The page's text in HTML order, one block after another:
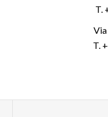
T.
T.